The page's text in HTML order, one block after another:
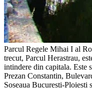
Parcul Regele Mihai I al
trecut, Parcul Herastrau,
intindere din capitala. Este
Prezan Constantin,
Soseaua Bucuresti-Ploiesti